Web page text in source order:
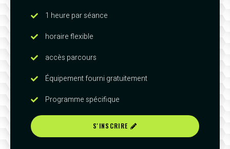
1 heure par séance
horaire flexible
accès parcours
Équipement fourni gratuitement
Programme spécifique
S'INSCRIRE